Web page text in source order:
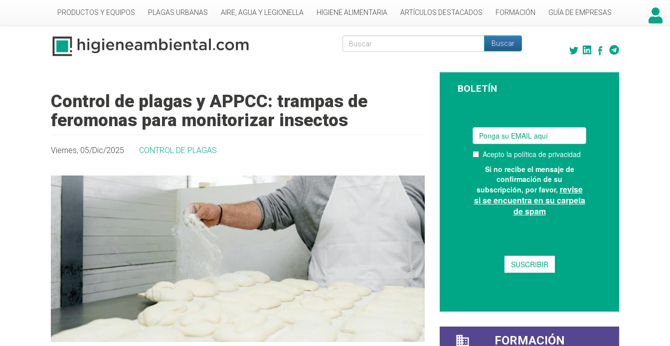
PRODUCTOS Y EQUIPOS PLAGAS URBANAS AIRE, AGUA Y LEGIONELLA HIGIENE ALIMENTARIA ARTÍCULOS DESTACADOS FORMACIÓN GUÍA DE EMPRESAS
Formulario de búsqueda
Buscar
Control de plagas y APPCC: trampas de
feromonas para monitorizar insectos
Viernes, 05/Dic/2025 CONTROL DE PLAGAS
BOLETÍN
FORMACIÓN